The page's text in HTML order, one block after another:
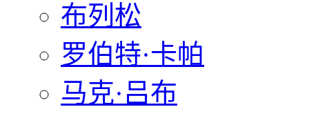
布列松
罗伯特·卡帕
马克·吕布